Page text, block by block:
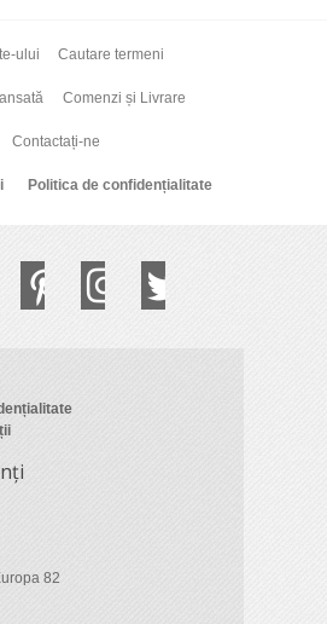
ului Cautare termeni
Comenzi și Livrare
Contactați-ne
Politica de confidențialitate
82